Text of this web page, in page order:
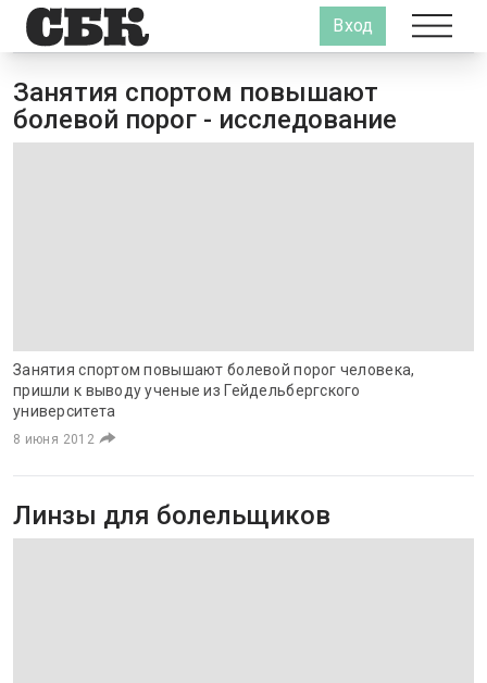
Вход
Занятия спортом повышают
болевой порог - исследование
Занятия спортом повышают болевой порог человека,
пришли к выводу ученые из Гейдельбергского
университета
8 июня 2012
Линзы для болельщиков